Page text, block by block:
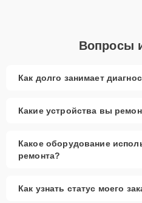
Вопросы
Как долго занимает
Какие устройства вы
Какое оборудование
ремонта?
Как узнать статус моего